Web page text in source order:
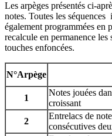
Les arpèges présentés ci-
notes. Toutes les
également programmées
recalcule en permanence
touches enfoncées.
N°Arpège
1
Notes jouées
croissant
2
Entrelacs de
consécutives